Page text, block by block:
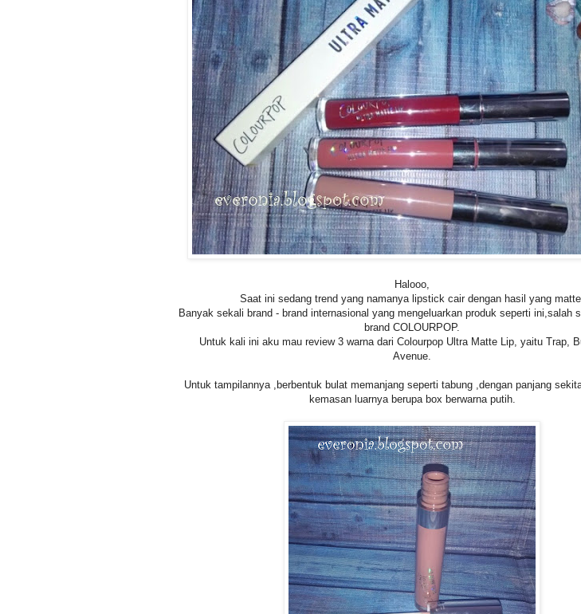
Halooo,
Saat ini sedang trend yang namanya lipstick cair dengan hasil yang matte.
Banyak sekali brand - brand internasional yang mengeluarkan produk seperti ini,salah
brand COLOURPOP.
Untuk kali ini aku mau review 3 warna dari Colourpop Ultra Matte Lip, yaitu Trap,
Avenue.
Untuk tampilannya ,berbentuk bulat memanjang seperti tabung ,dengan panjang
kemasan luarnya berupa box berwarna putih.